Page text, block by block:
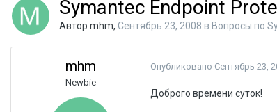
Symantec Endpoint
Автор mhm, Сентябрь 23, 2008 в Вопросы по
mhm
Newbie
Опубликовано Сентябрь 23,
Доброго времени суток!